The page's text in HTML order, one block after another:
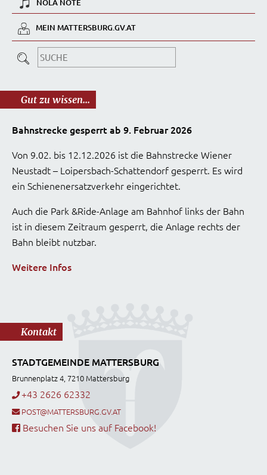
NOLA NOTE
MEIN MATTERSBURG.GV.AT
Gut zu wissen...
Bahnstrecke gesperrt ab 9. Februar 2026
Von 9.02. bis 12.12.2026 ist die Bahnstrecke Wiener
Neustadt – Loipersbach-Schattendorf gesperrt. Es wird
ein Schienenersatzverkehr eingerichtet.
Auch die Park &Ride-Anlage am Bahnhof links der Bahn
ist in diesem Zeitraum gesperrt, die Anlage rechts der
Bahn bleibt nutzbar.
Weitere Infos
Kontakt
STADTGEMEINDE MATTERSBURG
Brunnenplatz 4, 7210 Mattersburg
+43 2626 62332
POST@MATTERSBURG.GV.AT
Besuchen Sie uns auf Facebook!